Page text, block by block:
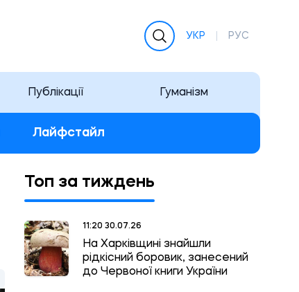
УКР РУС
Публікації Гуманізм
Лайфстайл
Топ за тиждень
11:20 30.07.26
На Харківщині знайшли
рідкісний боровик, занесений
до Червоної книги України